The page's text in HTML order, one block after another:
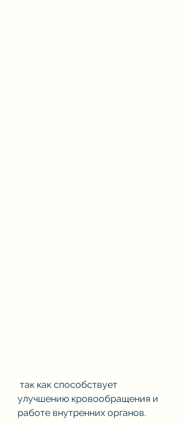
улучшению кровообращения и
работе внутренних органов.